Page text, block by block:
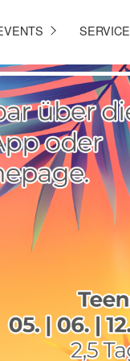
SERVICE